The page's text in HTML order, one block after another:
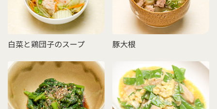
白菜と鶏団子のスープ 豚大根